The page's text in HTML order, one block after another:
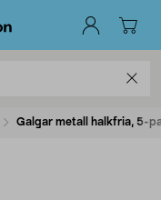
Galgar metall halkfria, 5-